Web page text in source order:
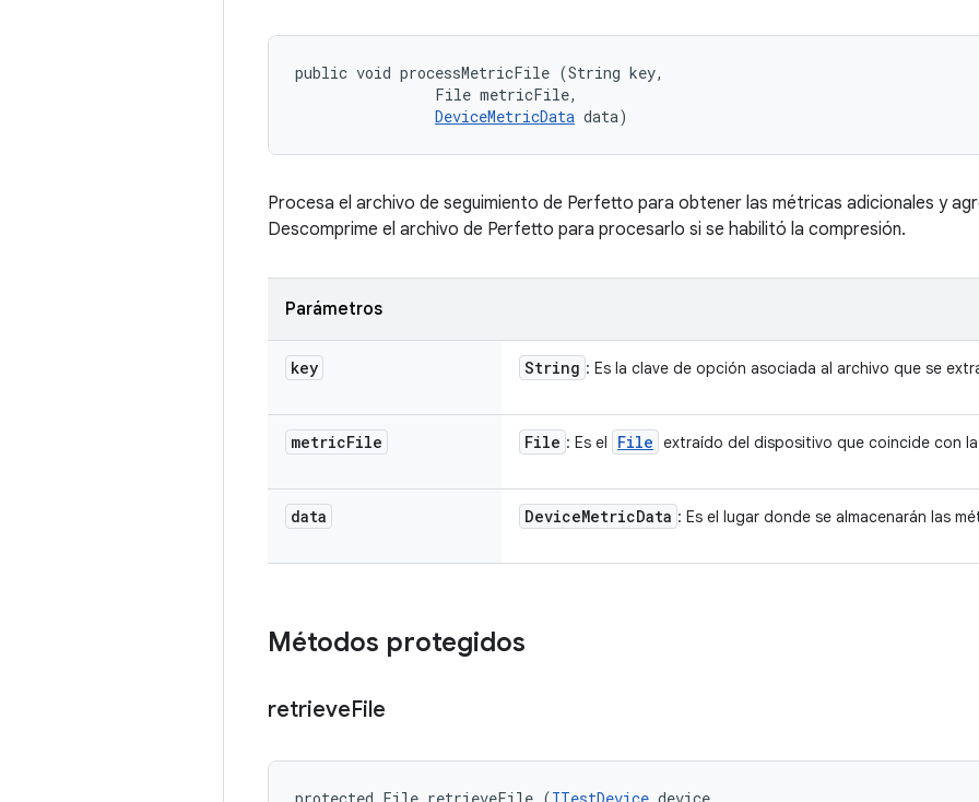
public void processMetricFile (String key,
                File metricFile,
DeviceMetricData data)
Procesa el archivo de seguimiento de Perfetto para obtener las métricas adicionales y
Descomprime el archivo de Perfetto para procesarlo si se habilitó la compresión.
Parámetros
key String : Es la clave de opción asociada al archivo que se
metricFile File : Es el File extraído del dispositivo que coincide con
data DeviceMetricData : Es el lugar donde se almacenarán las
Métodos protegidos
retrieveFile